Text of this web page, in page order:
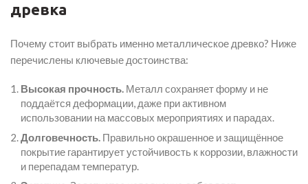
древка
Почему стоит выбрать именно металлическое древко? Ниже
перечислены ключевые достоинства:
Высокая прочность. Металл сохраняет форму и не
поддаётся деформации, даже при активном
использовании на массовых мероприятиях и парадах.
Долговечность. Правильно окрашенное и защищённое
покрытие гарантирует устойчивость к коррозии, влажности
и перепадам температур.